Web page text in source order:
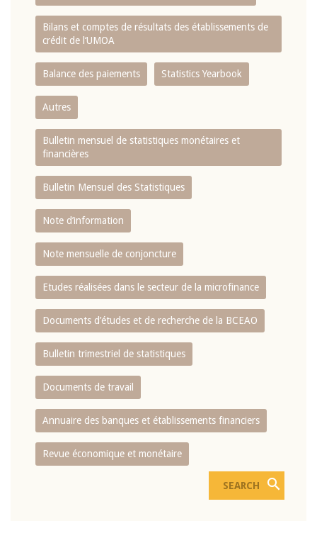
Bilans et comptes de résultats des établissements de
crédit de l‘UMOA
Balance des paiements Statistics Yearbook
Autres
Bulletin mensuel de statistiques monétaires et
financières
Bulletin Mensuel des Statistiques
Note d’information
Note mensuelle de conjoncture
Etudes réalisées dans le secteur de la microfinance
Documents d’études et de recherche de la BCEAO
Bulletin trimestriel de statistiques
Documents de travail
Annuaire des banques et établissements financiers
Revue économique et monétaire